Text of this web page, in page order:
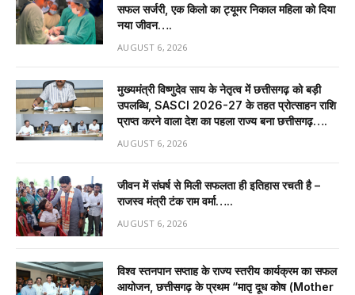
सफल सर्जरी, एक किलो का ट्यूमर निकाल महिला को दिया
नया जीवन….
AUGUST 6, 2026
मुख्यमंत्री विष्णुदेव साय के नेतृत्व में छत्तीसगढ़ को बड़ी
उपलब्धि, SASCI 2026-27 के तहत प्रोत्साहन राशि
प्राप्त करने वाला देश का पहला राज्य बना छत्तीसगढ़….
AUGUST 6, 2026
जीवन में संघर्ष से मिली सफलता ही इतिहास रचती है –
राजस्व मंत्री टंक राम वर्मा…..
AUGUST 6, 2026
विश्व स्तनपान सप्ताह के राज्य स्तरीय कार्यक्रम का सफल
आयोजन, छत्तीसगढ़ के प्रथम “मातृ दूध कोष (Mother